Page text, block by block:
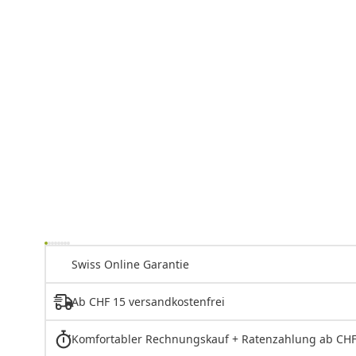
Swiss Online Garantie
Ab CHF 15 versandkostenfrei
Komfortabler Rechnungskauf + Ratenzahlung ab